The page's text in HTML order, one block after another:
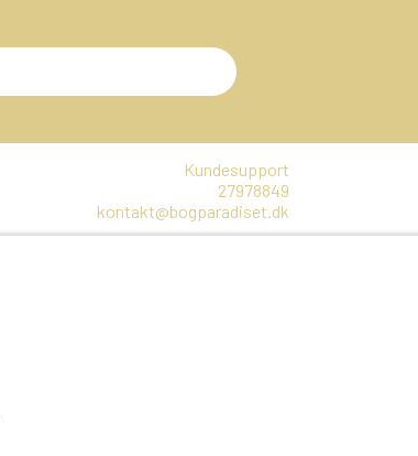
Kundesupport
27978849
kontakt@bogparadiset.dk